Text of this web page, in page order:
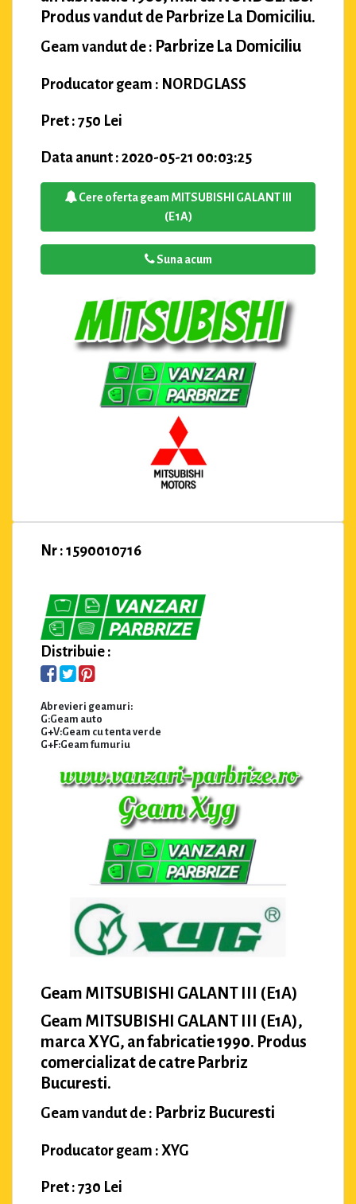
Produs vandut de Parbrize La Domiciliu.
Geam vandut de : Parbrize La Domiciliu
Producator geam : NORDGLASS
Pret : 750 Lei
Data anunt : 2020-05-21 00:03:25
Cere oferta geam MITSUBISHI GALANT III
(E1A)
Suna acum
Nr : 1590010716
Distribuie :
Abrevieri geamuri:
G:Geam auto
G+V:Geam cu tenta verde
G+F:Geam fumuriu
Geam MITSUBISHI GALANT III (E1A)
Geam MITSUBISHI GALANT III (E1A),
marca XYG, an fabricatie 1990. Produs
comercializat de catre Parbriz
Bucuresti.
Geam vandut de : Parbriz Bucuresti
Producator geam : XYG
Pret : 730 Lei